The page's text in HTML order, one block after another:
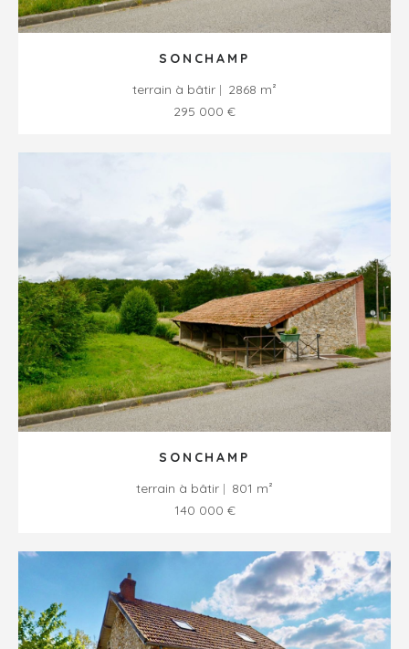
SONCHAMP
terrain à bâtir
2868 m²
295 000 €
SONCHAMP
terrain à bâtir
801 m²
140 000 €